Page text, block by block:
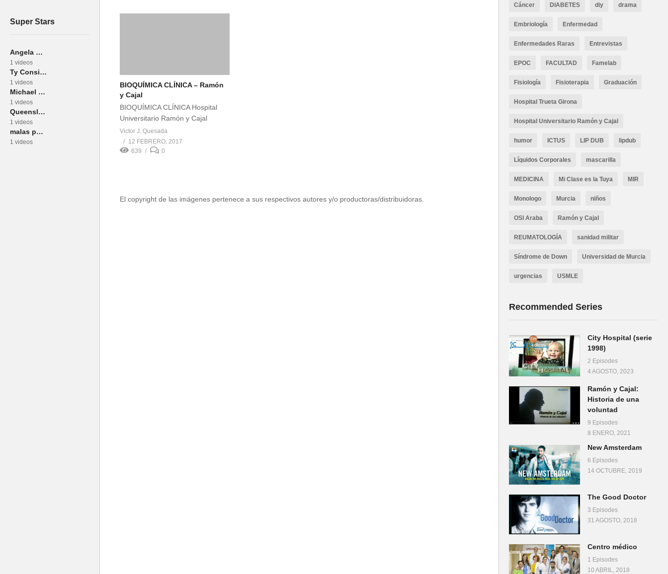
Super Stars
Angela Dawe
1 videos
Ty Consiglio
1 videos
Michael Bublé
1 videos
Queensland Health
1 videos
malas pulgas
1 videos
BIOQUÍMICA CLÍNICA – Ramón
y Cajal
BIOQUÍMICA CLÍNICA Hospital
Universitario Ramón y Cajal
Victor J. Quesada
12 FEBRERO, 2017
639
0
El copyright de las imágenes pertenece a sus respectivos autores y/o productoras/distribuidoras.
Cáncer DIABETES diy drama
Embriología Enfermedad
Enfermedades Raras Entrevistas
EPOC FACULTAD Famelab
Fisiología Fisioterapia Graduación
Hospital Trueta Girona
Hospital Universitario Ramón y Cajal
humor ICTUS LIP DUB lipdub
Líquidos Corporales mascarilla
MEDICINA Mi Clase es la Tuya MIR
Monologo Murcia niños
OSI Araba Ramón y Cajal
REUMATOLOGÍA sanidad militar
Síndrome de Down Universidad de Murcia
urgencias USMLE
Recommended Series
City Hospital (serie
1998)
2 Episodes
4 AGOSTO, 2023
Ramón y Cajal:
Historia de una
voluntad
9 Episodes
8 ENERO, 2021
New Amsterdam
6 Episodes
14 OCTUBRE, 2019
The Good Doctor
3 Episodes
31 AGOSTO, 2018
Centro médico
1 Episodes
10 ABRIL, 2018